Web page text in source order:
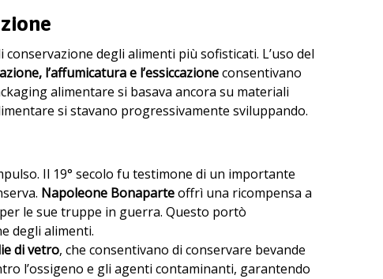
conservazione degli alimenti più sofisticati. L’uso del
l’affumicatura e l’essiccazioneconsentivano
alimentare si basava ancora su materiali
si stavano progressivamente sviluppando.
Il 19° secolo fu testimone di un importante
Napoleone Bonaparteoffrì una ricompensa a
le sue truppe in guerra. Questo portò
degli alimenti.
di vetro, che consentivano di conservare bevande
l’ossigeno e gli agenti contaminanti, garantendo